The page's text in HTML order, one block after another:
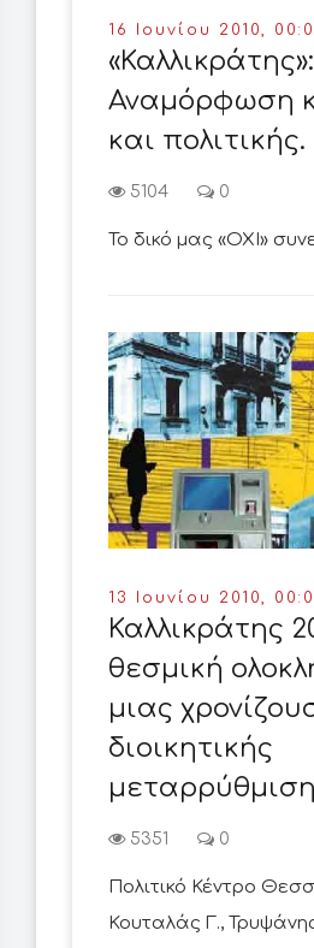
16 Ιουνίου 2010,
«Καλλικράτης»:
Αναμόρφωση
και πολιτικής.
5104 0
Το δικό μας «ΟΧΙ»
13 Ιουνίου 2010,
Καλλικράτης
θεσμική
μιας
διοικητικής
5351 0
Πολιτικό Κέντρο
Κουταλάς Γ.,